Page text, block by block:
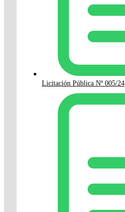
Licitación Pública Nº 005/24